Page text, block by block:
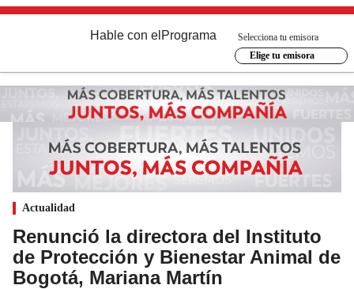
Hable con el Programa
Selecciona tu emisora
Elige tu emisora
Actualidad
Renunció la directora del Instituto
de Protección y Bienestar Animal de
Bogotá, Mariana Martín